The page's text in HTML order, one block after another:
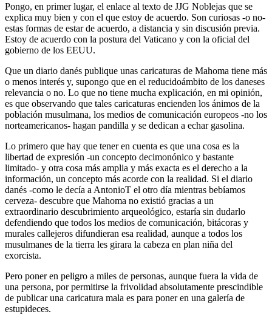
Pongo, en primer lugar, el enlace al texto de JJG Noblejas que se
explica muy bien y con el que estoy de acuerdo. Son curiosas -o no-
estas formas de estar de acuerdo, a distancia y sin discusión previa.
Estoy de acuerdo con la postura del Vaticano y con la oficial del
gobierno de los EEUU.
Que un diario danés publique unas caricaturas de Mahoma tiene más
o menos interés y, supongo que en el reducidoámbito de los daneses
relevancia o no. Lo que no tiene mucha explicación, en mi opinión,
es que observando que tales caricaturas encienden los ánimos de la
población musulmana, los medios de comunicación europeos -no los
norteamericanos- hagan pandilla y se dedican a echar gasolina.
Lo primero que hay que tener en cuenta es que una cosa es la
libertad de expresión -un concepto decimonónico y bastante
limitado- y otra cosa más amplia y más exacta es el derecho a la
información, un concepto más acorde con la realidad. Si el diario
danés -como le decía a AntonioT el otro día mientras bebíamos
cerveza- descubre que Mahoma no existió gracias a un
extraordinario descubrimiento arqueológico, estaría sin dudarlo
defendiendo que todos los medios de comunicación, bitácoras y
murales callejeros difundieran esa realidad, aunque a todos los
musulmanes de la tierra les girara la cabeza en plan niña del
exorcista.
Pero poner en peligro a miles de personas, aunque fuera la vida de
una persona, por permitirse la frivolidad absolutamente prescindible
de publicar una caricatura mala es para poner en una galería de
estupideces.